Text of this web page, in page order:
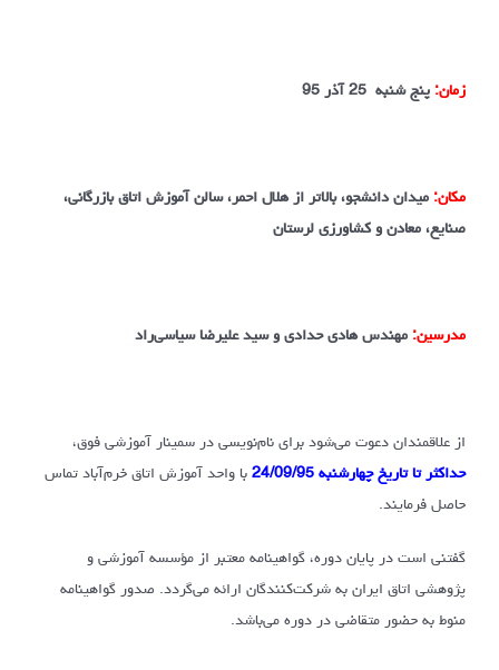
زمان:پنج شنبه 25 آذر 95
مکان:میدان دانشجو، بالاتر از هلال احمر، سالن آموزش اتاق بازرگانی،
صنایع، معادن و کشاورزی لرستان
مدرسین:مهندس هادی حدادی و سید علیرضا سیاسی‌راد
از علاقمندان دعوت می‌شود برای نام‌نویسی در سمینار آموزشی فوق،
حداکثر تا تاریخ چهارشنبه 24/09/95
با واحد آموزش اتاق خرم‌آباد تماس
حاصل فرمایند.
گفتنی است در پایان دوره، گواهینامه معتبر از مؤسسه آموزشی و
پژوهشی اتاق ایران به شرکت‌کنندگان ارائه می‌گردد. صدور گواهینامه
منوط به حضور متقاضی در دوره می‌باشد.